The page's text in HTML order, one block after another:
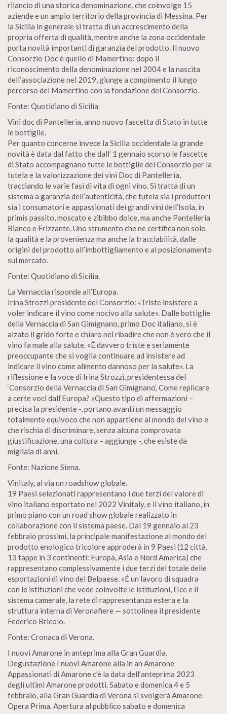
rilancio di una storica denominazione, che coinvolge 15
aziende e un ampio territorio della provincia di Messina. Per
la Sicilia in generale si tratta di un accrescimento della
propria offerta di qualità, mentre anche la zona occidentale
porta novità importanti di garanzia del prodotto. Il nuovo
Consorzio Doc è quello di Mamertino: dopo il
riconoscimento della denominazione nel 2004 e la nascita
dell’associazione nel 2019, giunge a compimento il lungo
percorso del Mamertino con la fondazione del Consorzio.
Fonte: Quotidiano di Sicilia.
Vini doc di Pantelleria, anno nuovo fascetta di Stato in tutte
le bottiglie.
Per quanto concerne invece la Sicilia occidentale la grande
novità è data dal fatto che dall’ 1 gennaio scorso le fascette
di Stato accompagnano tutte le bottiglie del Consorzio per la
tutela e la valorizzazione dei vini Doc di Pantelleria,
tracciando le varie fasi di vita di ogni vino. Si tratta di un
sistema a garanzia dell’autenticità, che tutela sia i produttori
sia i consumatori e appassionati dei grandi vini dell’Isola, in
primis passito, moscato e zibibbo dolce, ma anche Pantelleria
Bianco e Frizzante. Uno strumento che ne certifica non solo
la qualità e la provenienza ma anche la tracciabilità, dalle
origini del prodotto all’imbottigliamento e al posizionamento
sul mercato.
Fonte: Quotidiano di Sicilia.
La Vernaccia risponde all’Europa.
Irina Strozzi presidente del Consorzio: «Triste insistere a
voler indicare il vino come nocivo alla salute». Dalle bottiglie
della Vernaccia di San Gimignano, primo Doc italiano, si è
alzato il grido forte e chiaro nel ribadire che non è vero che il
vino fa male alla salute. «È davvero triste e seriamente
preoccupante che si voglia continuare ad insistere ad
indicare il vino come alimento dannoso per la salute». La
riflessione e la voce di Irina Strozzi, presidentessa del
‘Consorzio della Vernaccia di San Gimignano’, Come replicare
a certe voci dall’Europa? «Questo tipo di affermazioni –
precisa la presidente -, portano avanti un messaggio
totalmente equivoco che non appartiene al mondo del vino e
che rischia di discriminare, senza alcuna comprovata
giustificazione, una cultura – aggiunge -, che esiste da
migliaia di anni.
Fonte: Nazione Siena.
Vinitaly, al via un roadshow globale.
19 Paesi selezionati rappresentano i due terzi del valore di
vino italiano esportato nel 2022 Vinitaly, e il vino italiano, in
primo piano con un road show globale realizzato in
collaborazione con il sistema paese. Dal 19 gennaio al 23
febbraio prossimi, la principale manifestazione al mondo del
prodotto enologico tricolore approderà in 9 Paesi (12 città,
13 tappe in 3 continenti: Europa, Asia e Nord America) che
rappresentano complessivamente i due terzi del totale delle
esportazioni di vino del Belpaese. «É un lavoro di squadra
con le istituzioni che vede coinvolte le istituzioni, l’Ice e il
sistema camerale, la rete di rappresentanza estera e la
struttura interna di Veronafiere — sottolinea il presidente
Federico Bricolo.
Fonte: Cronaca di Verona.
I nuovi Amarone in anteprima alla Gran Guardia.
Degustazione I nuovi Amarone alla in an Amarone
Appassionati di Amarone c’è la data dell’anteprima 2023
degli ultimi Amarone prodotti. Sabato e domenica 4 e 5
febbraio, alla Gran Guardia di Verona si svolgerà Amarone
Opera Prima. Apertura al pubblico sabato e domenica